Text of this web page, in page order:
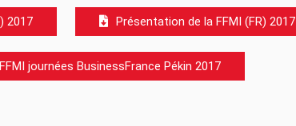
2017 Présentation de la FFMI (FR) 2017
journées BusinessFrance Pékin 2017